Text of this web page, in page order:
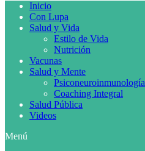
Inicio
Con Lupa
Salud y Vida
Estilo de Vida
Nutrición
Vacunas
Salud y Mente
Psiconeuroinmunología
Coaching Integral
Salud Pública
Videos
Menú